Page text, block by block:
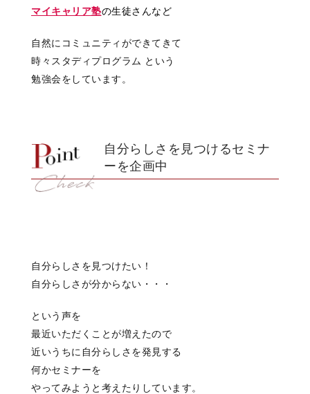
マイキャリア塾の生徒さんなど
自然にコミュニティができてきて
時々スタディプログラム という
勉強会をしています。
自分らしさを見つけるセミナ
ーを企画中
自分らしさを見つけたい！
自分らしさが分からない・・・
という声を
最近いただくことが増えたので
近いうちに自分らしさを発見する
何かセミナーを
やってみようと考えたりしています。